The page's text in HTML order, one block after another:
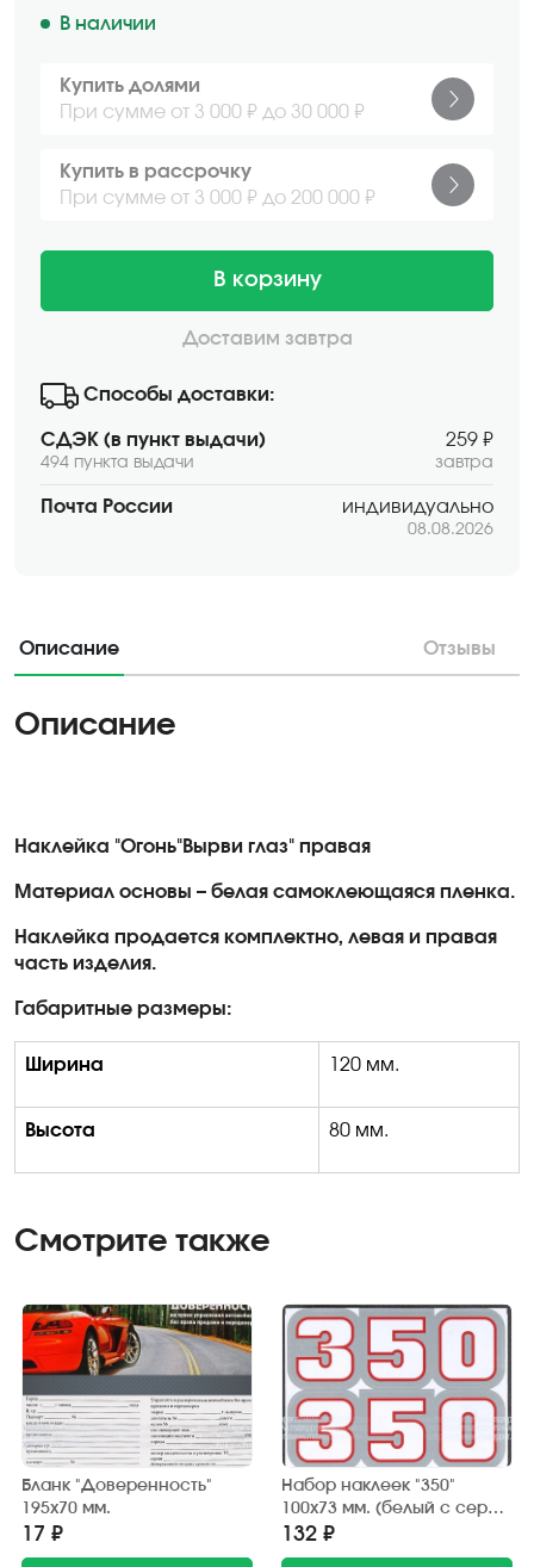
В наличии
Купить долями
При сумме от 3 000 ₽ до 30 000 ₽
Купить в рассрочку
При сумме от 3 000 ₽ до 200 000 ₽
В корзину
Доставим завтра
Способы доставки:
СДЭК (в пункт выдачи)
494 пункта выдачи
259 ₽
завтра
Почта России индивидуально
08.08.2026
Описание Отзывы
Описание
Наклейка "Огонь"Вырви глаз" правая
Материал основы – белая самоклеющаяся пленка.
Наклейка продается комплектно, левая и правая
часть изделия.
Габаритные размеры:
Ширина 120 мм.
Высота 80 мм.
Смотрите также
Бланк "Доверенность"
195х70 мм.
17 ₽
Набор наклеек "350"
100х73 мм. (белый с серой
окантовкой) 2 шт.
132 ₽